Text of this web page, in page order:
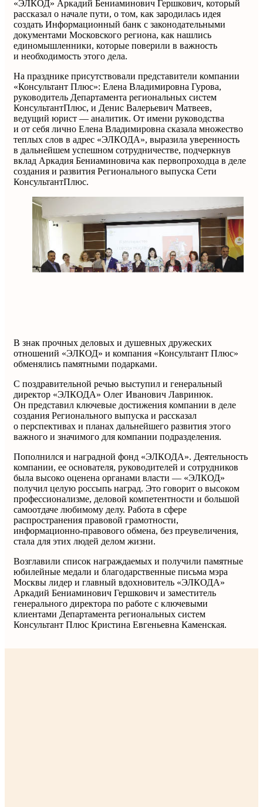
«ЭЛКОД» Аркадий Бениаминович Гершкович, который
рассказал о начале пути, о том, как зародилась идея
создать Информационный банк с законодательными
документами Московского региона, как нашлись
единомышленники, которые поверили в важность
и необходимость этого дела.
На празднике присутствовали представители компании
«Консультант Плюс»: Елена Владимировна Гурова,
руководитель Департамента региональных систем
КонсультантПлюс, и Денис Валерьевич Матвеев,
ведущий юрист — аналитик. От имени руководства
и от себя лично Елена Владимировна сказала множество
теплых слов в адрес «ЭЛКОДА», выразила уверенность
в дальнейшем успешном сотрудничестве, подчеркнув
вклад Аркадия Бениаминовича как первопроходца в деле
создания и развития Регионального выпуска Сети
КонсультантПлюс.
В знак прочных деловых и душевных дружеских
отношений «ЭЛКОД» и компания «Консультант Плюс»
обменялись памятными подарками.
С поздравительной речью выступил и генеральный
директор «ЭЛКОДА» Олег Иванович Лавринюк.
Он представил ключевые достижения компании в деле
создания Регионального выпуска и рассказал
о перспективах и планах дальнейшего развития этого
важного и значимого для компании подразделения.
Пополнился и наградной фонд «ЭЛКОДА». Деятельность
компании, ее основателя, руководителей и сотрудников
была высоко оценена органами власти — «ЭЛКОД»
получил целую россыпь наград. Это говорит о высоком
профессионализме, деловой компетентности и большой
самоотдаче любимому делу. Работа в сфере
распространения правовой грамотности,
информационно-правового обмена, без преувеличения,
стала для этих людей делом жизни.
Возглавили список награждаемых и получили памятные
юбилейные медали и благодарственные письма мэра
Москвы лидер и главный вдохновитель «ЭЛКОДА»
Аркадий Бениаминович Гершкович и заместитель
генерального директора по работе с ключевыми
клиентами Департамента региональных систем
Консультант Плюс Кристина Евгеньевна Каменская.